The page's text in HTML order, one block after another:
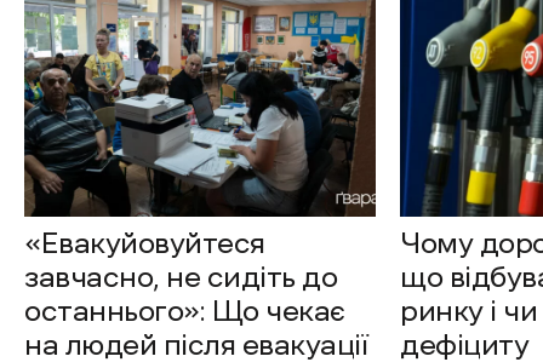
«Евакуйовуйтеся
завчасно, не сидіть до
останнього»: Що чекає
на людей після евакуації
Чому
що
ринку і
дефіциту